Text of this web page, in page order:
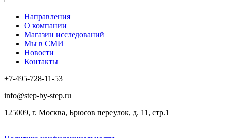
Направления
О компании
Магазин исследований
Мы в СМИ
Новости
Контакты
+7-495-728-11-53
info@step-by-step.ru
125009, г. Москва, Брюсов переулок, д. 11, стр.1